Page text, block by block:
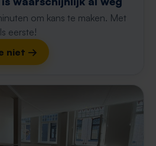
om kans te maken. Met
eerste!
niet →